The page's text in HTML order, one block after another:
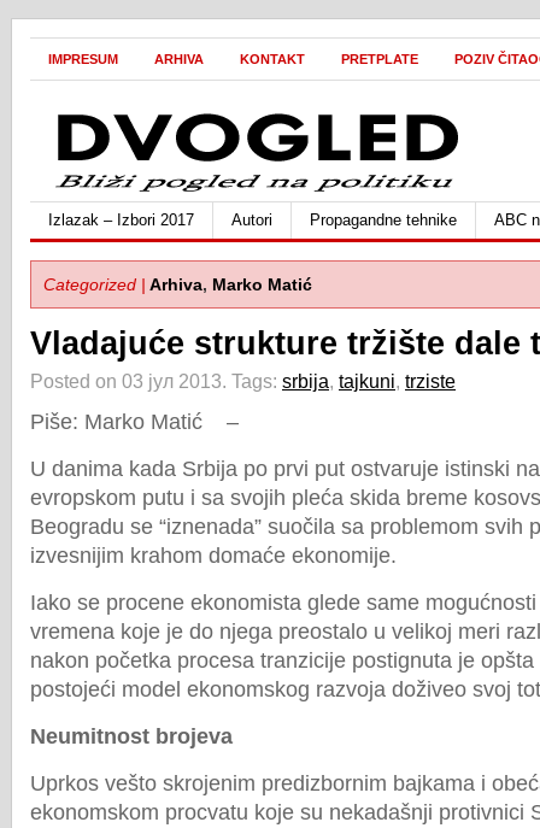
IMPRESUM ARHIVA KONTAKT PRETPLATE POZIV
Izlazak – Izbori 2017 Autori Propagandne tehnike ABC
Categorized | Arhiva, Marko Matić
Vladajuće strukture tržište dale
Posted on 03 јул 2013. Tags: srbija, tajkuni, trziste
Piše: Marko Matić –
U danima kada Srbija po prvi put ostvaruje istinski
evropskom putu i sa svojih pleća skida breme
Beogradu se “iznenada” suočila sa problemom svih
izvesnijim krahom domaće ekonomije.
Iako se procene ekonomista glede same
vremena koje je do njega preostalo u velikoj meri
nakon početka procesa tranzicije postignuta je
postojeći model ekonomskog razvoja doživeo svoj
Neumitnost brojeva
Uprkos vešto skrojenim predizbornim bajkama i
ekonomskom procvatu koje su nekadašnji protivnici